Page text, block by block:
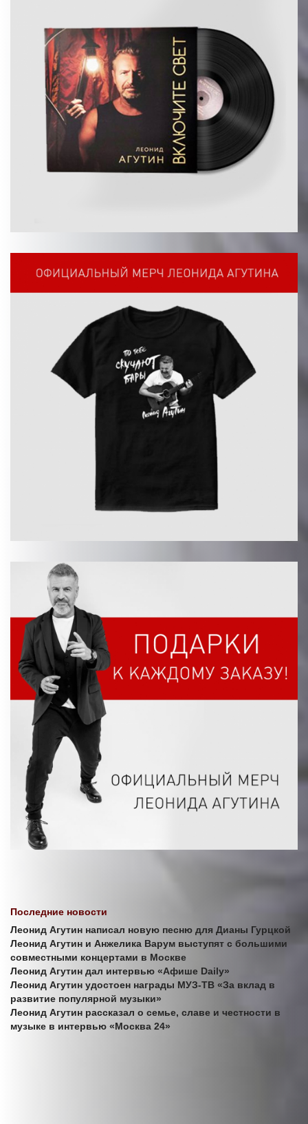
Последние новости
Леонид Агутин написал новую песню для Дианы Гурцкой
Леонид Агутин и Анжелика Варум выступят с большими
совместными концертами в Москве
Леонид Агутин дал интервью «Афише Daily»
Леонид Агутин удостоен награды МУЗ-ТВ «За вклад в
развитие популярной музыки»
Леонид Агутин рассказал о семье, славе и честности в
музыке в интервью «Москва 24»